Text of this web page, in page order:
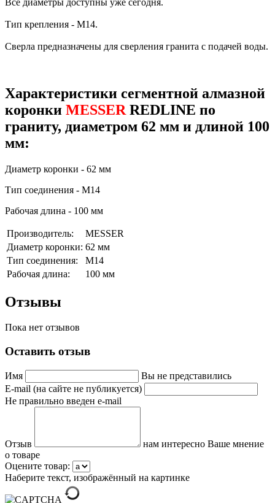
Тип крепления - М14.
Сверла предназначены для сверления гранита с подачей воды.
Характеристики сегментной алмазной
коронки MESSER REDLINE по
граниту, диаметром 62 мм и длиной 100
мм:
Диаметр коронки - 62 мм
Тип соединения - М14
Рабочая длина - 100 мм
Производитель:
MESSER
Диаметр коронки: 62 мм
Тип соединения:
М14
Рабочая длина:
100 мм
Отзывы
Пока нет отзывов
Оставить отзыв
Имя
Вы не представились
E-mail (на сайте не публикуется)
Не правильно введен e-mail
Отзыв
нам интересно Ваше мнение
о товаре
Оцените товар:
Наберите текст, изображённый на картинке